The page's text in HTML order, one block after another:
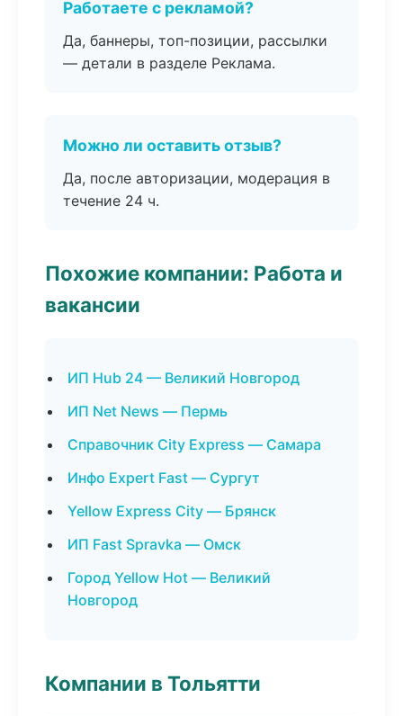
Работаете с рекламой?
Да, баннеры, топ-позиции, рассылки
— детали в разделе Реклама.
Можно ли оставить отзыв?
Да, после авторизации, модерация в
течение 24 ч.
Похожие компании: Работа и
вакансии
ИП Hub 24 — Великий Новгород
ИП Net News — Пермь
Справочник City Express — Самара
Инфо Expert Fast — Сургут
Yellow Express City — Брянск
ИП Fast Spravka — Омск
Город Yellow Hot — Великий
Новгород
Компании в Тольятти